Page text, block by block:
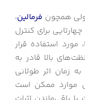
همچون فرمالین،
برای کنترل
مورد استفاده قرار
بالا قادر به
زمان اثر طولانی
برخی موارد ممکن است